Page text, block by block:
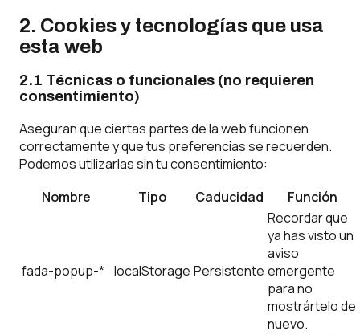
2. Cookies y tecnologías que usa
esta web
2.1 Técnicas o funcionales (no requieren
consentimiento)
Aseguran que ciertas partes de la web funcionen
correctamente y que tus preferencias se recuerden.
Podemos utilizarlas sin tu consentimiento:
Nombre
Tipo Caducidad Función
fada-popup-* localStorage Persistente
Recordar que
ya has visto un
aviso
emergente
para no
mostrártelo de
nuevo.